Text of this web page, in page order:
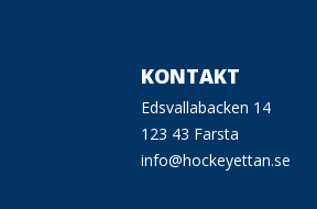
KONTAKT
Edsvallabacken 14
123 43 Farsta
info@hockeyettan.se